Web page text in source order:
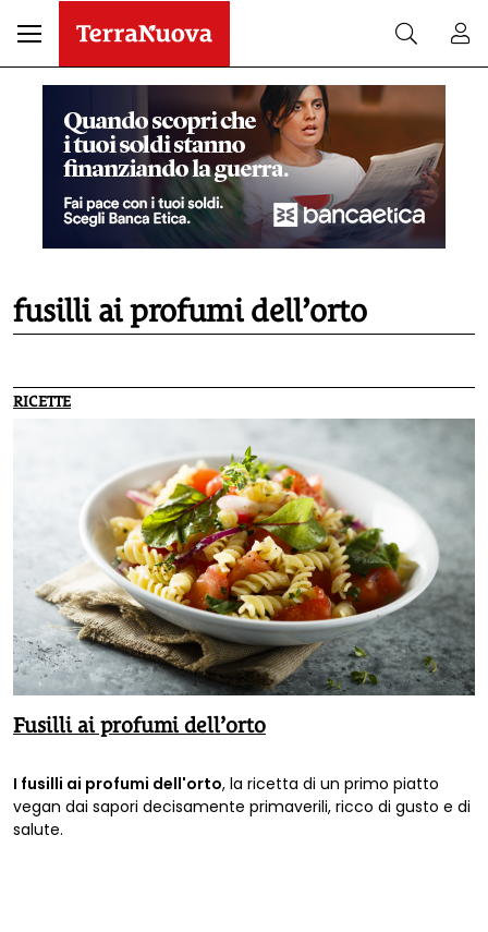
fusilli ai profumi dell’orto
RICETTE
Fusilli ai profumi dell’orto
I fusilli ai profumi dell'orto, la ricetta di un primo piatto
vegan dai sapori decisamente primaverili, ricco di gusto e di
salute.